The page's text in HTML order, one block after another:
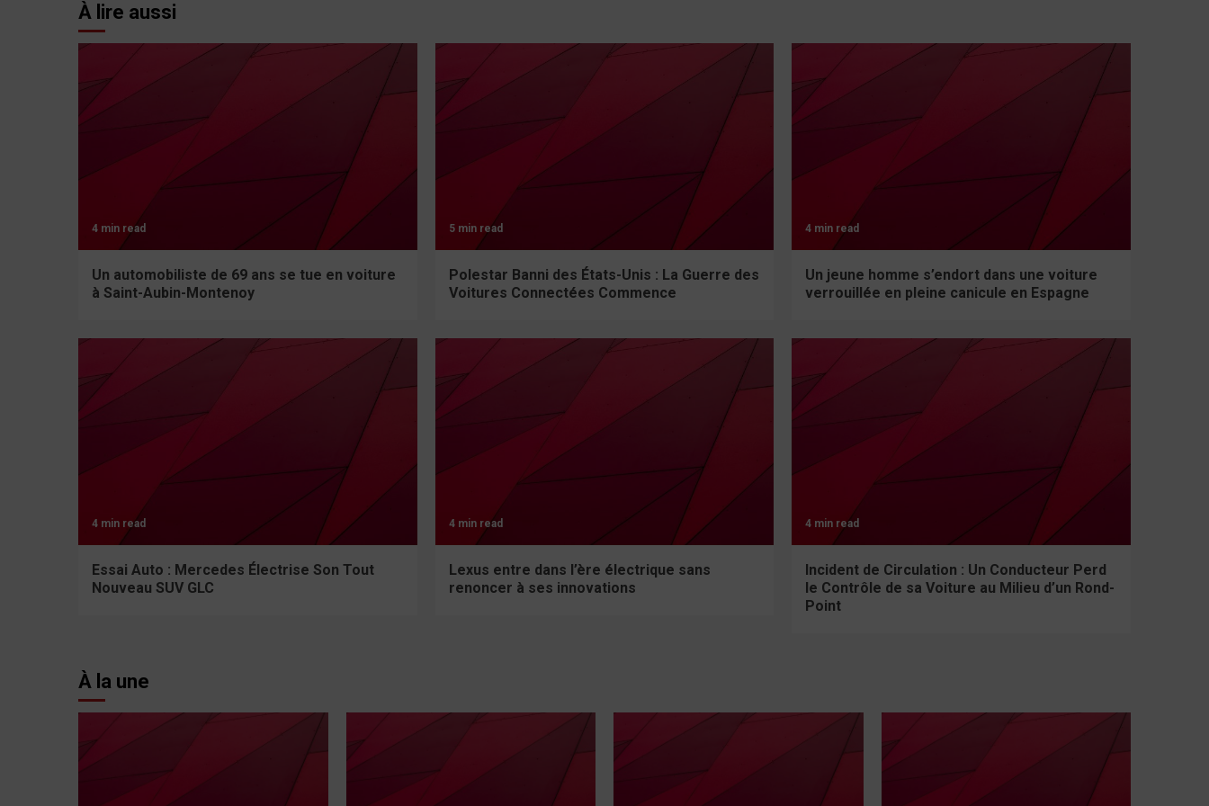
À lire aussi
4 min read
Un automobiliste de 69 ans se tue en voiture
à Saint-Aubin-Montenoy
5 min read
Polestar Banni des États-Unis : La Guerre des
Voitures Connectées Commence
4 min read
Un jeune homme s’endort dans une voiture
verrouillée en pleine canicule en Espagne
4 min read
Essai Auto : Mercedes Électrise Son Tout
Nouveau SUV GLC
4 min read
Lexus entre dans l’ère électrique sans
renoncer à ses innovations
4 min read
Incident de Circulation : Un Conducteur Perd
le Contrôle de sa Voiture au Milieu d’un Rond-
Point
À la une